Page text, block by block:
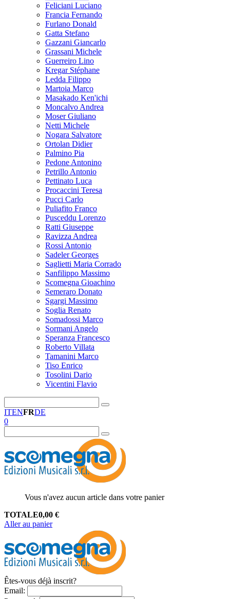
Feliciani Luciano
Francia Fernando
Furlano Donald
Gatta Stefano
Gazzani Giancarlo
Grassani Michele
Guerreiro Lino
Kregar Stéphane
Ledda Filippo
Martoia Marco
Masakado Ken'ichi
Moncalvo Andrea
Moser Giuliano
Netti Michele
Nogara Salvatore
Ortolan Didier
Palmino Pia
Pedone Antonino
Petrillo Antonio
Pettinato Luca
Procaccini Teresa
Pucci Carlo
Puliafito Franco
Pusceddu Lorenzo
Ratti Giuseppe
Ravizza Andrea
Rossi Antonio
Sadeler Georges
Saglietti Maria Corrado
Sanfilippo Massimo
Scomegna Gioachino
Semeraro Donato
Sgargi Massimo
Soglia Renato
Somadossi Marco
Sormani Angelo
Speranza Francesco
Roberto Villata
Tamanini Marco
Tiso Enrico
Tosolini Dario
Vicentini Flavio
ITENFRDE
0
Vous n'avez aucun article dans votre panier
TOTALE0,00 €
Aller au panier
Êtes-vous déjà inscrit?
Email: